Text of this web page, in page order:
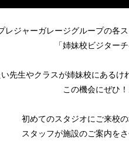
レジャーガレージグループの各
「姉妹校ビジター
先生やクラスが姉妹校にある
この機会にぜひ
初めてのスタジオにご来校
スタッフが施設のご案内を